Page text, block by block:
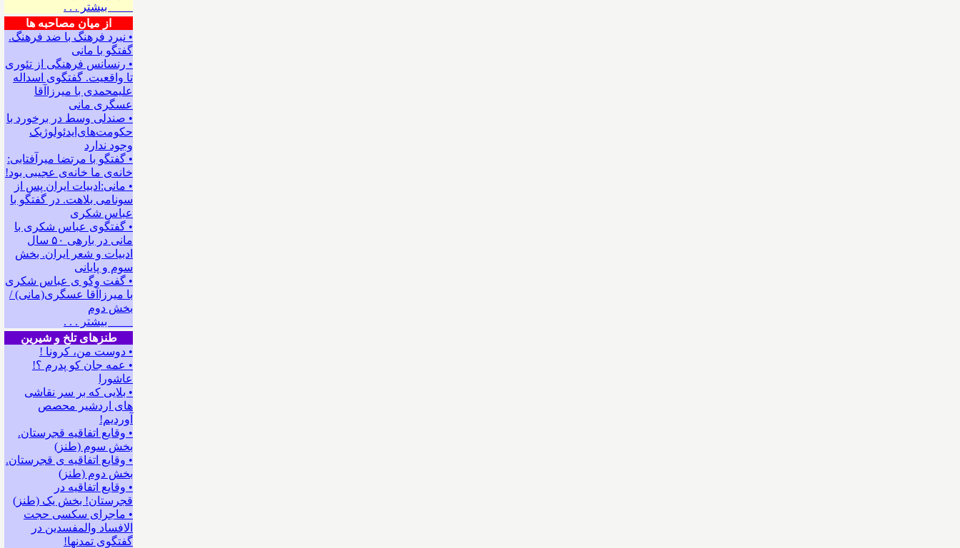
بیشتر . . .
از میان مصاحبه ها
• نبرد فرهنگ با ضد فرهنگ.
گفتگو با ﻣﺎﻧﻰ
• رنسانس فرهنگی ‌از تئوری
‌تا واقعیت. گفتگوی اسداله
علیمحمدی با میرزاآقا
عسگری ‌مانی
• صندلی وسط در برخورد با
حکومت‌های‌ایدئولوژیک
وجود ندارد
• گفتگو با مرتضا میرآفتابی:
ﺧﺎﻧﻪﻯ ﻣﺎ ﺧﺎﻧﻪﻯ ﻋﺠﻴﺒﻰ ﺑﻮﺩ!
• مانی:ادبیات ایران پس از
سونامی بلاهت. در گفتگو با
عباس شکری
• گفتگوی عباس شکری با
مانی در باره‍ی ۵۰ سال
ادبیات و شعر ایران. بخش
سوم و پایانی
• گفت وگو ی عباس شکری
با میرزاآقا عسگری(مانی) /
بخش دوم
بیشتر . . .
طنزهای تلخ و شیرین
• دوست من، کرونا !
• ﻋﻤﻪ ﺟﺎﻥ ﻛﻮ ﭘﺪﺭﻡ ؟!
عاشورا
• بلایی که بر سر نقاشی
های اردشیر محصص
آوردیم!
• وقایع اتفاقیه قجرستان.
بخش سوم (طنز)
• وقایع اتفاقیه ی قجرستان.
بخش دوم (طنز)
• وقایع اتفاقیه در
قجرستان! بخش یک (طنز)
• ماجرای سکسی حجت
الافساد والمفسدین در
گفتگوی تمدنها!